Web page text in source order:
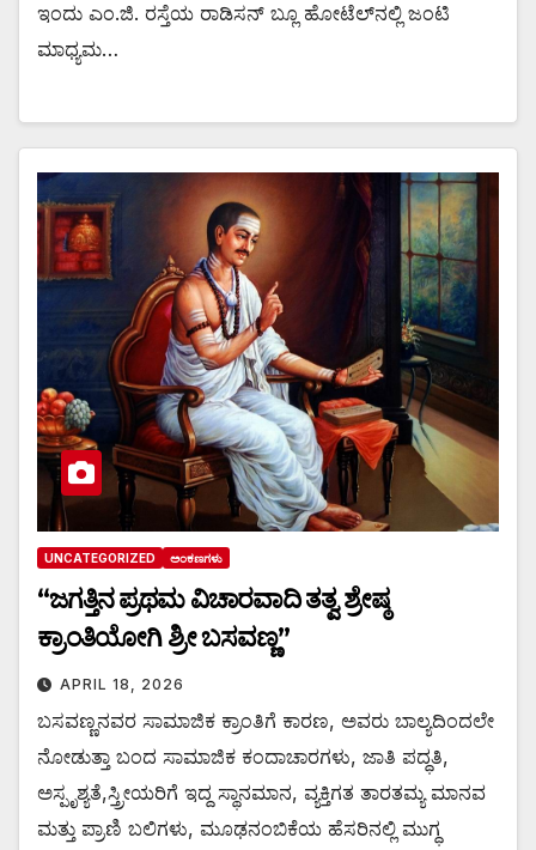
ಇಂದು ಎಂ.ಜಿ. ರಸ್ತೆಯ ರಾಡಿಸನ್ ಬ್ಲೂ ಹೋಟೆಲ್‌ನಲ್ಲಿ ಜಂಟಿ
ಮಾಧ್ಯಮ…
UNCATEGORIZED ಅಂಕಣಗಳು
“ಜಗತ್ತಿನ ಪ್ರಥಮ ವಿಚಾರವಾದಿ ತತ್ವ ಶ್ರೇಷ್ಠ
ಕ್ರಾಂತಿಯೋಗಿ ಶ್ರೀ ಬಸವಣ್ಣ”
APRIL 18, 2026
ಬಸವಣ್ಣನವರ ಸಾಮಾಜಿಕ ಕ್ರಾಂತಿಗೆ ಕಾರಣ, ಅವರು ಬಾಲ್ಯದಿಂದಲೇ
ನೋಡುತ್ತಾ ಬಂದ ಸಾಮಾಜಿಕ ಕಂದಾಚಾರಗಳು, ಜಾತಿ ಪದ್ಧತಿ,
ಅಸ್ಪೃಶ್ಯತೆ,ಸ್ತ್ರೀಯರಿಗೆ ಇದ್ದ ಸ್ಥಾನಮಾನ, ವ್ಯಕ್ತಿಗತ ತಾರತಮ್ಯ ಮಾನವ
ಮತ್ತು ಪ್ರಾಣಿ ಬಲಿಗಳು, ಮೂಢನಂಬಿಕೆಯ ಹೆಸರಿನಲ್ಲಿ ಮುಗ್ಧ